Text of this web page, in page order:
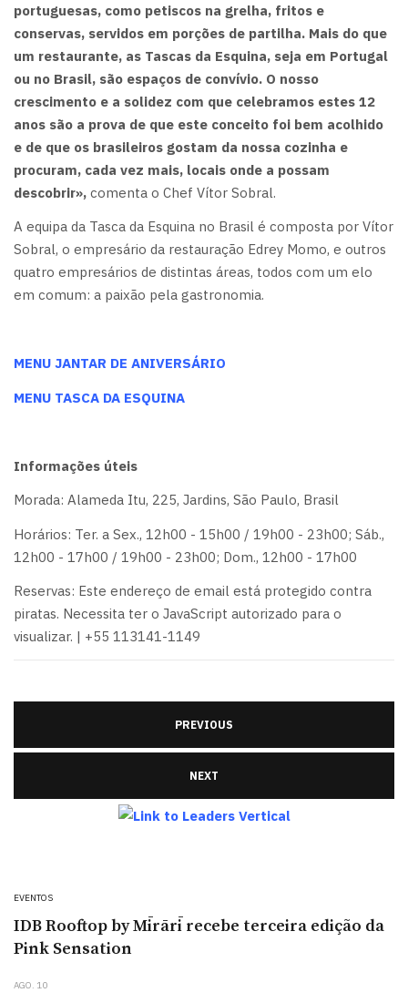
portuguesas, como petiscos na grelha, fritos e
conservas, servidos em porções de partilha. Mais do que
um restaurante, as Tascas da Esquina, seja em Portugal
ou no Brasil, são espaços de convívio. O nosso
crescimento e a solidez com que celebramos estes 12
anos são a prova de que este conceito foi bem acolhido
e de que os brasileiros gostam da nossa cozinha e
procuram, cada vez mais, locais onde a possam
descobrir», comenta o Chef Vítor Sobral.
A equipa da Tasca da Esquina no Brasil é composta por Vítor
Sobral, o empresário da restauração Edrey Momo, e outros
quatro empresários de distintas áreas, todos com um elo
em comum: a paixão pela gastronomia.
MENU JANTAR DE ANIVERSÁRIO
MENU TASCA DA ESQUINA
Informações úteis
Morada: Alameda Itu, 225, Jardins, São Paulo, Brasil
Horários: Ter. a Sex., 12h00 - 15h00 / 19h00 - 23h00; Sáb.,
12h00 - 17h00 / 19h00 - 23h00; Dom., 12h00 - 17h00
Reservas: Este endereço de email está protegido contra
piratas. Necessita ter o JavaScript autorizado para o
visualizar. | +55 113141-1149
PREVIOUS
NEXT
EVENTOS
IDB Rooftop by Mīrārī recebe terceira edição da
Pink Sensation
AGO. 10